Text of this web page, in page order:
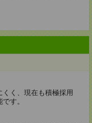
く、現在も積極採用
す。